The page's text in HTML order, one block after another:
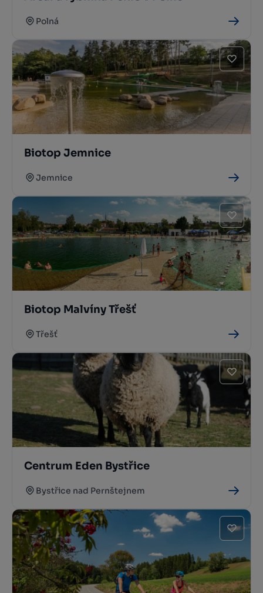
Polná
Biotop Jemnice
Jemnice
Biotop Malvíny Třešť
Třešť
Centrum Eden Bystřice
Bystřice nad Pernštejnem